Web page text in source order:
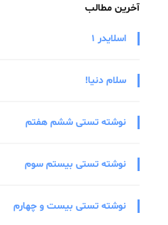
آخرین مطالب
اسلایدر 1
سلام دنیا!
نوشته تستی ششم هفتم
نوشته تستی بیستم سوم
نوشته تستی بیست و چهارم